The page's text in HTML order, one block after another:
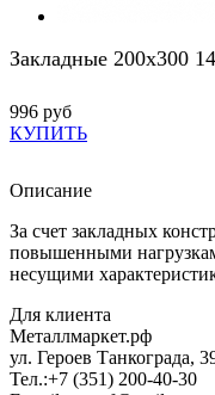
Закладные 200х300
996 руб
КУПИТЬ
Описание
За счет закладных
повышенными
несущими
Для клиента
Металлмаркет.рф
ул. Героев Танкограда,
Тел.:+7 (351) 200-40-30